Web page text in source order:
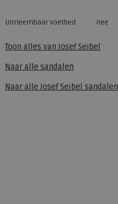
Toon alles vanJosef Seibel
Naar alle sandalen
Naar alleJosef Seibel sandalen
Uitneembaar voetbed nee